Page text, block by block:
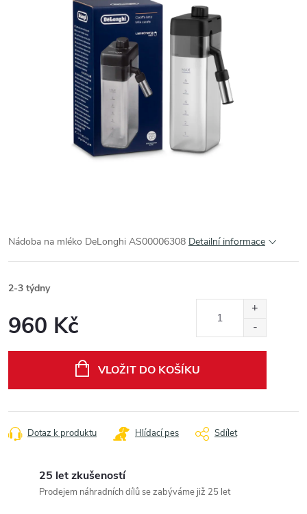
Nádoba na mléko DeLonghi AS00006308 Detailní informace
2-3 týdny
960 Kč
VLOŽIT DO KOŠÍKU
Dotaz k produktu Hlídací pes Sdílet
25 let zkušeností
Prodejem náhradních dílů se zabýváme již 25 let